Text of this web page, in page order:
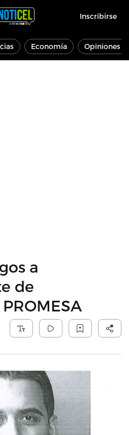
Inscribirse
Economía Opiniones
a
de